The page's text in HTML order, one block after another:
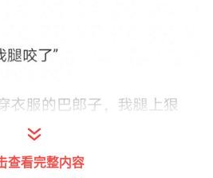
查看完整内容